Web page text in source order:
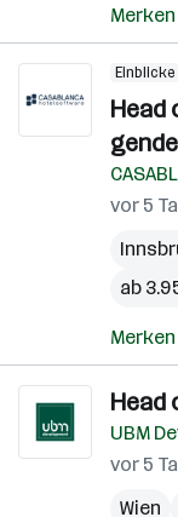
Merken
Einblicke
Head
vor 5
ab
Merken
Head
UBM
vor 5
Wien